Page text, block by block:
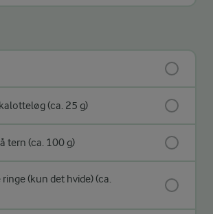
(ca. 25 g)
tern (ca. 100 g)
(kun det hvide) (ca.